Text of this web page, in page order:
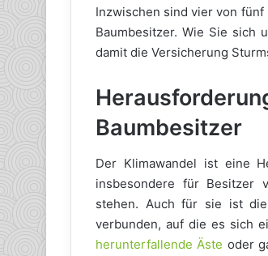
Inzwischen sind vier von
Baumbesitzer. Wie Sie sich
damit die Versicherung
Baumbesitzer
Der Klimawandel ist eine
insbesondere für Besitzer
stehen. Auch für sie ist die
verbunden, auf die es sich
herunterfallende Äste oder